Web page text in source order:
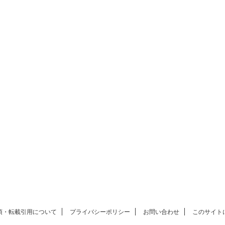
・転載引用について プライバシーポリシー お問い合わせ このサイト